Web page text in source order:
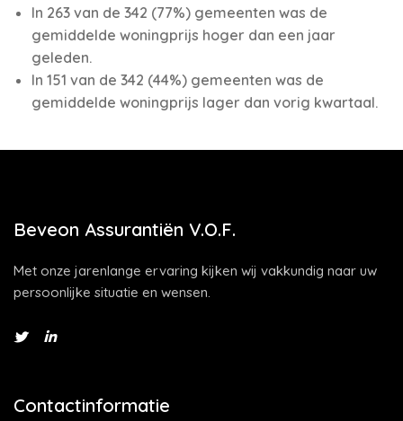
In 263 van de 342 (77%) gemeenten was de
gemiddelde woningprijs hoger dan een jaar
geleden.
In 151 van de 342 (44%) gemeenten was de
gemiddelde woningprijs lager dan vorig kwartaal.
Beveon Assurantiën V.O.F.
Met onze jarenlange ervaring kijken wij vakkundig naar uw
persoonlijke situatie en wensen.
Contactinformatie